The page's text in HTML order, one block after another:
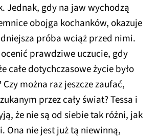
Jednak, gdy na jaw wychodzą
obojga kochanków, okazuje
próba wciąż przed nimi.
prawdziwe uczucie, gdy
całe dotychczasowe życie było
Czy można raz jeszcze zaufać,
przez cały świat? Tessa i
że nie są od siebie tak różni, jak
Ona nie jest już tą niewinną,